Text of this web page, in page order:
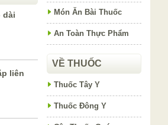
dài
liên
Món Ăn Bài Thuốc
An Toàn Thực Phẩm
VỀ THUỐC
Thuốc Tây Y
Thuốc Đông Y